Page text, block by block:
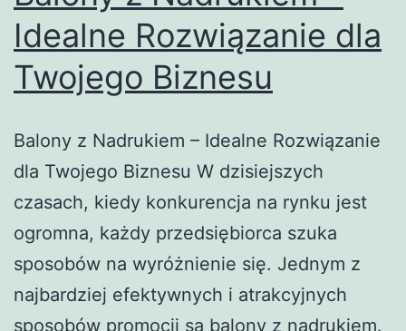
Idealne Rozwiązanie dla
Twojego Biznesu
Balony z Nadrukiem – Idealne Rozwiązanie
dla Twojego Biznesu W dzisiejszych
czasach, kiedy konkurencja na rynku jest
ogromna, każdy przedsiębiorca szuka
sposobów na wyróżnienie się. Jednym z
najbardziej efektywnych i atrakcyjnych
sposobów promocji są balony z nadrukiem.